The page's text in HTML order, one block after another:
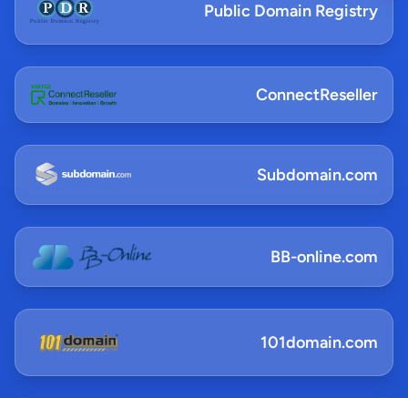
Public Domain Registry
ConnectReseller
Subdomain.com
BB-online.com
101domain.com